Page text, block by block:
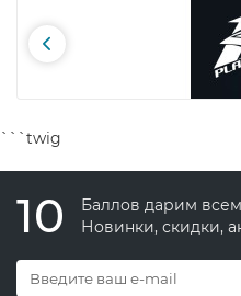
```twig
10
Баллов дарим
Новинки, скидки,